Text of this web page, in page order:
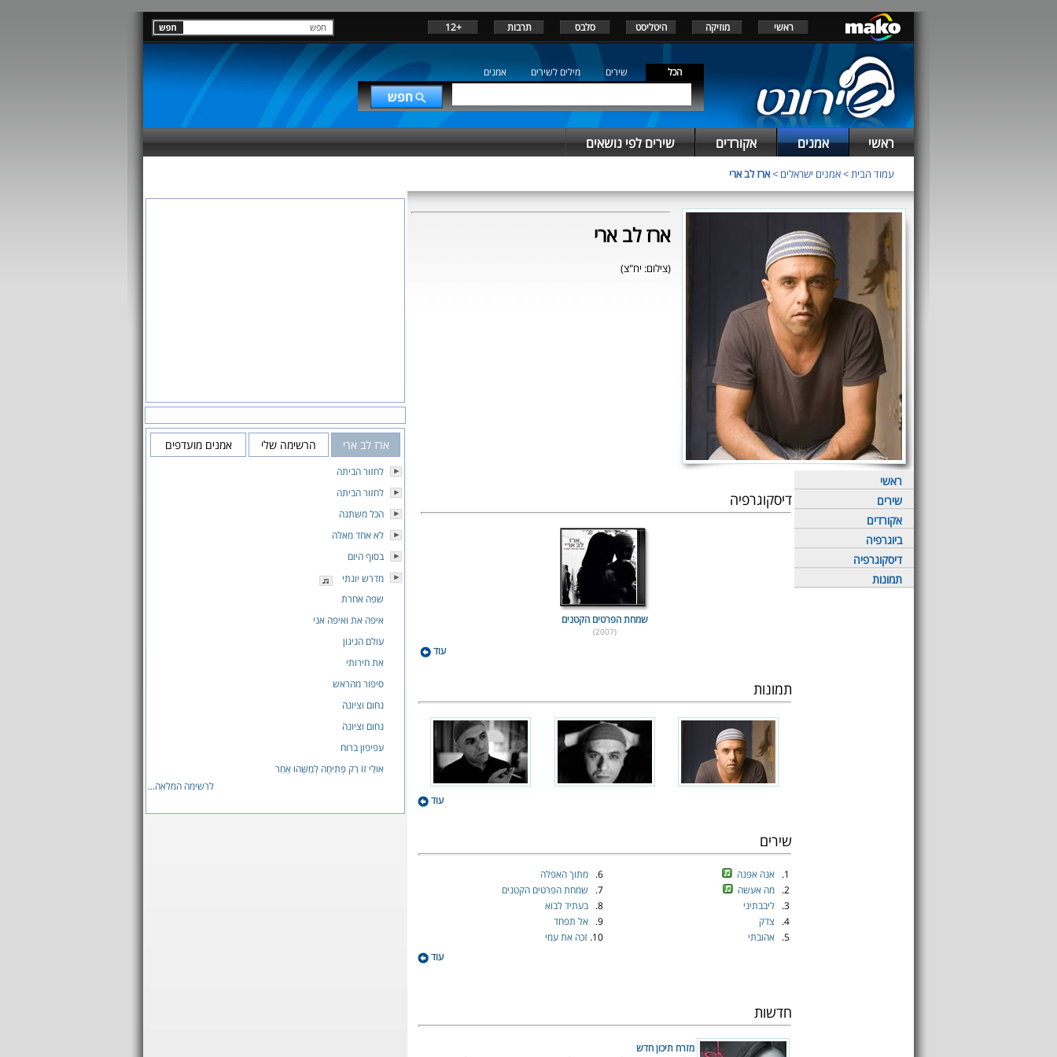
ראשי מוזיקה היטליסט סלבס תרבות +12
הכל שירים מילים לשירים אמנים
ראשי אמנים אקורדים שירים לפי נושאים
עמוד הבית>אמנים ישראלים >ארז לב ארי
ארז לב ארי
(צילום: יח"צ)
ראשי
שירים
אקורדים
ביוגרפיה
דיסקוגרפיה
תמונות
דיסקוגרפיה
שמחת הפרטים הקטנים
(2007)
עוד
תמונות
עוד
שירים
1.
אנה אפנה
2.
מה אעשה
3.
ליבבתיני
4.
צדק
5.
אהובתי
6.
מתוך האפלה
7.
שמחת הפרטים הקטנים
8.
בעתיד לבוא
9.
אל תפחד
10. זכה את עמי
עוד
חדשות
מזרח תיכון חדש
ארז לב ארי הרשימה שלי אמנים מועדפים
לחזור הביתה
לחזור הביתה
הכל משתנה
לא אחד מאלה
בסוף היום
מדרש יונתי
שפה אחרת
איפה את ואיפה אני
עולם הניגון
את חירותי
סיפור מהראש
נחום וציונה
נחום וציונה
עפיפון ברוח
אוּלַי זוֹ רַק פְּתִיחָה לְמַשֶּׁהוּ אַחֵר
לרשימה המלאה...